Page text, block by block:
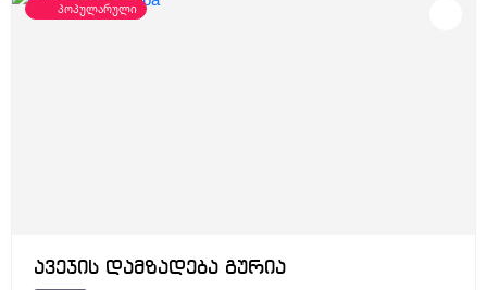
პოპულარული
ავეჯის დამზადება გურია